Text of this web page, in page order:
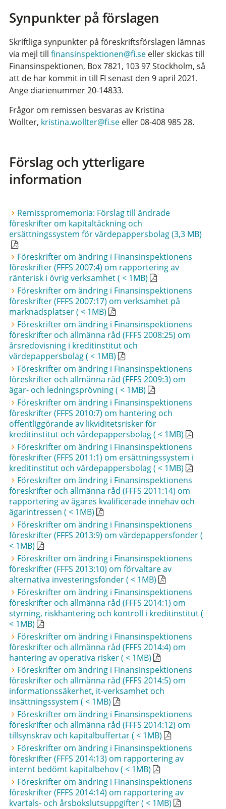
Synpunkter på förslagen
Skriftliga synpunkter på föreskriftsförslagen lämnas
via mejl till finansinspektionen@fi.se eller skickas till
Finansinspektionen, Box 7821, 103 97 Stockholm, så
att de har kommit in till FI senast den 9 april 2021.
Ange diarienummer 20-14833.
Frågor om remissen besvaras av Kristina
Wollter, kristina.wollter@fi.se eller 08-408 985 28.
Förslag och ytterligare
information
Remisspromemoria: Förslag till ändrade
föreskrifter om kapitaltäckning och
ersättningssystem för värdepappersbolag (3,3 MB)
Föreskrifter om ändring i Finansinspektionens
föreskrifter (FFFS 2007:4) om rapportering av
ränterisk i övrig verksamhet ( < 1MB)
Föreskrifter om ändring i Finansinspektionens
föreskrifter (FFFS 2007:17) om verksamhet på
marknadsplatser ( < 1MB)
Föreskrifter om ändring i Finansinspektionens
föreskrifter och allmänna råd (FFFS 2008:25) om
årsredovisning i kreditinstitut och
värdepappersbolag ( < 1MB)
Föreskrifter om ändring i Finansinspektionens
föreskrifter och allmänna råd (FFFS 2009:3) om
ägar- och ledningsprövning ( < 1MB)
Föreskrifter om ändring i Finansinspektionens
föreskrifter (FFFS 2010:7) om hantering och
offentliggörande av likviditetsrisker för
kreditinstitut och värdepappersbolag ( < 1MB)
Föreskrifter om ändring i Finansinspektionens
föreskrifter (FFFS 2011:1) om ersättningssystem i
kreditinstitut och värdepappersbolag ( < 1MB)
Föreskrifter om ändring i Finansinspektionens
föreskrifter och allmänna råd (FFFS 2011:14) om
rapportering av ägares kvalificerade innehav och
ägarintressen ( < 1MB)
Föreskrifter om ändring i Finansinspektionens
föreskrifter (FFFS 2013:9) om värdepappersfonder (
< 1MB)
Föreskrifter om ändring i Finansinspektionens
föreskrifter (FFFS 2013:10) om förvaltare av
alternativa investeringsfonder ( < 1MB)
Föreskrifter om ändring i Finansinspektionens
föreskrifter och allmänna råd (FFFS 2014:1) om
styrning, riskhantering och kontroll i kreditinstitut (
< 1MB)
Föreskrifter om ändring i Finansinspektionens
föreskrifter och allmänna råd (FFFS 2014:4) om
hantering av operativa risker ( < 1MB)
Föreskrifter om ändring i Finansinspektionens
föreskrifter och allmänna råd (FFFS 2014:5) om
informationssäkerhet, it-verksamhet och
insättningssystem ( < 1MB)
Föreskrifter om ändring i Finansinspektionens
föreskrifter och allmänna råd (FFFS 2014:12) om
tillsynskrav och kapitalbuffertar ( < 1MB)
Föreskrifter om ändring i Finansinspektionens
föreskrifter (FFFS 2014:13) om rapportering av
internt bedömt kapitalbehov ( < 1MB)
Föreskrifter om ändring i Finansinspektionens
föreskrifter (FFFS 2014:14) om rapportering av
kvartals- och årsbokslutsuppgifter ( < 1MB)